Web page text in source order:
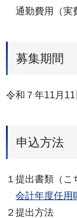
通勤費用（実
募集期間
令和７年11月
申込方法
１提出書類（こ
会計年度任用
２提出方法